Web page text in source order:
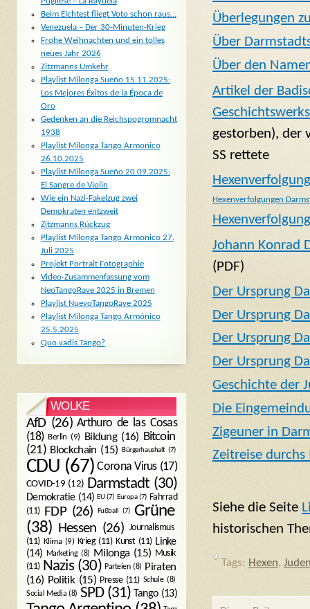
Überlegungen
Über
Über den
Artikel der
gestorben), der
SS rettete
Hexenverfolgungen
Johann Konrad
(PDF)
Der Ursprung
Der Ursprung
Der Ursprung
Der Ursprung
Geschichte der
Die
Zigeuner in
Zeitreise
Siehe die Seite
historischen
Tags: Hexen,
Beim Elchtest fliegt Voto schon raus…
Venezuela – Der 30-Minuten-Krieg
Frohe Weihnachten und ein tolles
neues Jahr 2026
Zitzmanns Umkehr
Playlist Milonga Sueño 15.11.2025:
Los Mejores Éxitos de la Época de
Oro
Gedenken an die Reichspogromnacht
1938
Playlist Milonga Tango Armonico
26.10.2025
Playlist Milonga Sueño 20.09.2025:
El Sangre de Violin
Wie ein Nazi-Fakelzug zwei
Demokraten entzweit
Zitzmanns Rückzug
Playlist Milonga Tango Armonico 27.
Juli 2025
Projekt Portrait Fotographie
Video-Zusammenfassung vom
NeoTangoRave 2025 in Bremen
Playlist NuevoTangoRave 2025
Playlist Milonga Tango Armónico
25.5.2025
Quo vadis Tango?
WOLKE
AfD(26) Arthuro de las Cosas
(18) Berlin (9) Bildung(16) Bitcoin
(21) Blockchain (15) Bürgerhaushalt (7)
CDU (67) Corona Virus(17)
COVID-19 (12) Darmstadt (30)
Demokratie(14) EU(7) Europa(7) Fahrrad
(11)
FDP(26) Fußball (7)
Grüne
(38) Hessen (26) Journalismus
(11) Klima(9) Krieg(11) Kunst(11) Linke
(14) Marketing(8) Milonga(15) Musik
(11) Nazis(30) Parteien(8) Piraten
(16) Politik(15) Presse(11) Schule(8)
Social Media (8) SPD(31) Tango(13)